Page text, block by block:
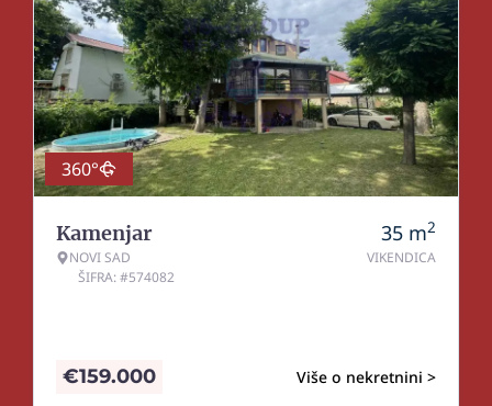
360°
Kamenjar
NOVI SAD
ŠIFRA: #574082
35 m2
VIKENDICA
Više o nekretnini >
€159.000